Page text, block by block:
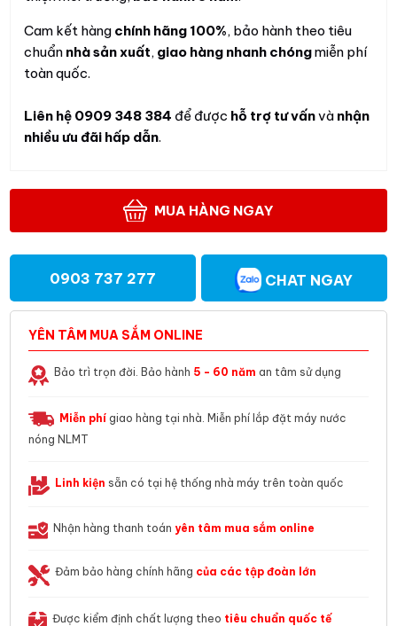
Cam kết hàng chính hãng 100%, bảo hành theo tiêu
chuẩn nhà sản xuất, giao hàng nhanh chóngmiễn phí
toàn quốc.
Liên hệ 0909 348 384 để được hỗ trợ tư vấnvà nhận
nhiều ưu đãi hấp dẫn.
MUA HÀNG NGAY
0903 737 277 CHAT NGAY
YÊN TÂM MUA SẮM ONLINE
Bảo trì trọn đời. Bảo hành 5 - 60 năm an tâm sử dụng
Miễn phí giao hàng tại nhà. Miễn phí lắp đặt máy nước
nóng NLMT
Linh kiện sẵn có tại hệ thống nhà máy trên toàn quốc
Nhận hàng thanh toán yên tâm mua sắm online
Đảm bảo hàng chính hãng của các tập đoàn lớn
Được kiểm định chất lượng theo tiêu chuẩn quốc tế